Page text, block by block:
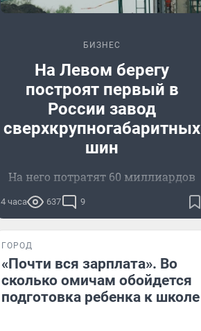
БИЗНЕС
На Левом берегу
построят первый в
России завод
сверхкрупногабаритных
шин
На него потратят 60 миллиардов
4 часа 637 9
ГОРОД
«Почти вся зарплата». Во
сколько омичам обойдется
подготовка ребенка к школе